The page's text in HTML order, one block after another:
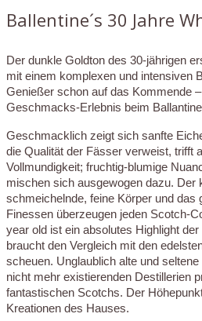
Ballentine´s 30 Jahre
Der dunkle Goldton des 30-jährigen
mit einem komplexen und intensiven
Genießer schon auf das Kommende
Geschmacks-Erlebnis beim
Geschmacklich zeigt sich sanfte
die Qualität der Fässer verweist, trifft
Vollmundigkeit; fruchtig-blumige
mischen sich ausgewogen dazu. Der
schmeichelnde, feine Körper und das
Finessen überzeugen jeden Scotch-
year old ist ein absolutes Highlight
braucht den Vergleich mit den
scheuen. Unglaublich alte und
nicht mehr existierenden Destillerien
fantastischen Scotchs. Der
Kreationen des Hauses.